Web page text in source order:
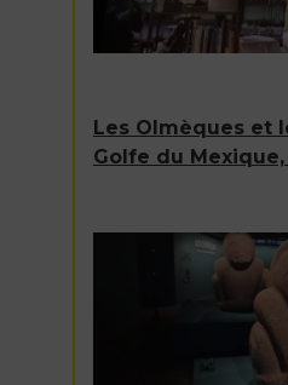
Les Olmèques et
Golfe du Mexique,